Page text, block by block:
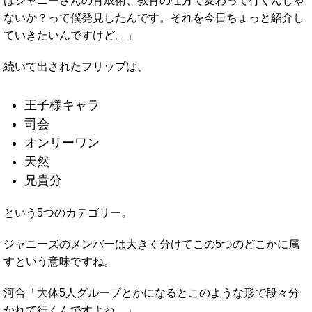
ないか？って僕発見したんです。それを今日ちょっと紹介し
ていきたいんですけど。」
続いて出されたフリップは、
王子様キャラ
司会
オンリーワン
天然
兄貴分
という5つのカテゴリー。
ジャニーズのメンバーは大きく分けてこの5つのどこかに属
すという意味ですね。
河合「大体5人グループとかになるとこのような形で段々分